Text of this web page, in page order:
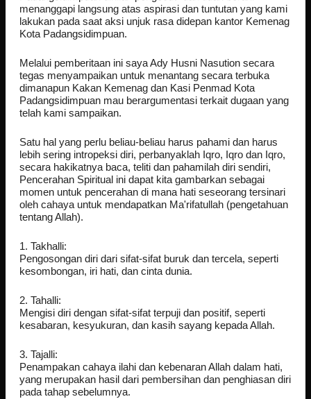
menanggapi langsung atas aspirasi dan tuntutan yang kami
lakukan pada saat aksi unjuk rasa didepan kantor Kemenag
Kota Padangsidimpuan.
Melalui pemberitaan ini saya Ady Husni Nasution secara
tegas menyampaikan untuk menantang secara terbuka
dimanapun Kakan Kemenag dan Kasi Penmad Kota
Padangsidimpuan mau berargumentasi terkait dugaan yang
telah kami sampaikan.
Satu hal yang perlu beliau-beliau harus pahami dan harus
lebih sering intropeksi diri, perbanyaklah Iqro, Iqro dan Iqro,
secara hakikatnya baca, teliti dan pahamilah diri sendiri,
Pencerahan Spiritual ini dapat kita gambarkan sebagai
momen untuk pencerahan di mana hati seseorang tersinari
oleh cahaya untuk mendapatkan Ma'rifatullah (pengetahuan
tentang Allah).
1. Takhalli:
Pengosongan diri dari sifat-sifat buruk dan tercela, seperti
kesombongan, iri hati, dan cinta dunia.
2. Tahalli:
Mengisi diri dengan sifat-sifat terpuji dan positif, seperti
kesabaran, kesyukuran, dan kasih sayang kepada Allah.
3. Tajalli:
Penampakan cahaya ilahi dan kebenaran Allah dalam hati,
yang merupakan hasil dari pembersihan dan penghiasan diri
pada tahap sebelumnya.